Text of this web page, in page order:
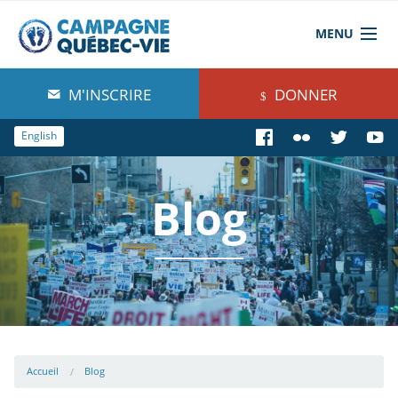
MENU
À propos de nous
Blog
Comprendre
Agir
Boutique
M'INSCRIRE DONNER
English
Blog
Accueil Blog